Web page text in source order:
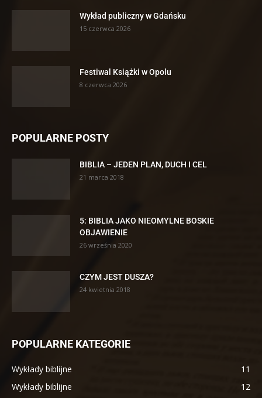
Wykład publiczny w Gdańsku
15 czerwca 2026
Festiwal Książki w Opolu
8 czerwca 2026
POPULARNE POSTY
BIBLIA – JEDEN PLAN, DUCH I CEL
21 marca 2018
5: BIBLIA JAKO NIEOMYLNE BOSKIE
OBJAWIENIE
26 września 2020
CZYM JEST DUSZA?
24 kwietnia 2018
POPULARNE KATEGORIE
Wykłady biblijne
11
Wykłady biblijne
12